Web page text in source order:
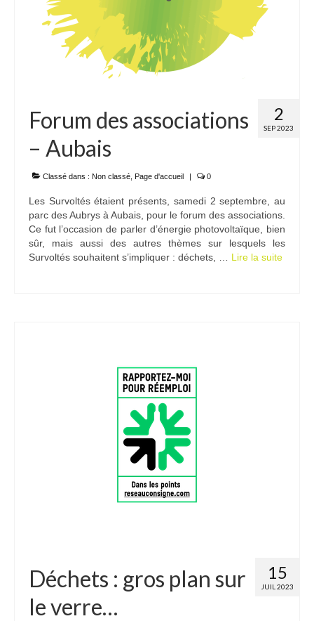
2
SEP 2023
Forum des associations
– Aubais
Classé dans : Non classé Page d'accueil | 0
Les Survoltés étaient présents, samedi 2 septembre, au
parc des Aubrys à Aubais, pour le forum des associations.
Ce fut l’occasion de parler d’énergie photovoltaïque, bien
sûr, mais aussi des autres thèmes sur lesquels les
Survoltés souhaitent s’impliquer : déchets, … Lire la suite­­
15
JUIL 2023
Déchets : gros plan sur
le verre…